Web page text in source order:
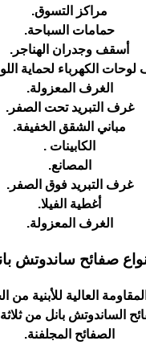
مراكز التسوق.
حمامات السباحة.
أسقف وجدران الهناجر.
الكهرباء لحماية
الغرف المعزولة.
غرف التبريد تحت الصفر.
مباني الشقق الخفيفة.
الكابينات .
المصانع.
غرف التبريد فوق الصفر.
أغطية الفيلا.
الغرف المعزولة.
صفائح ساندوتش
العالية للأبنية من
الساندوتش بانل من
الصفائح المجلفنة.